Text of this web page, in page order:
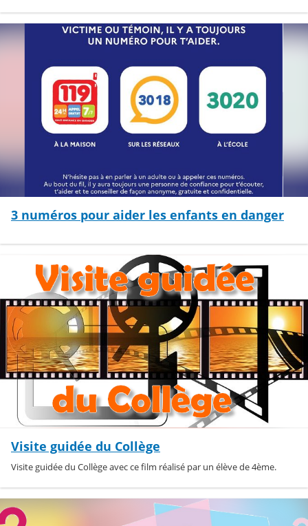
3 numéros pour aider les enfants en danger
Visite guidée du Collège
Visite guidée du Collège avec ce film réalisé par un élève de 4ème.